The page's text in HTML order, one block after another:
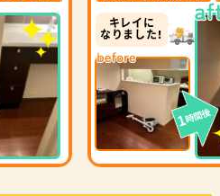
キレイに
なりました！
1時間後